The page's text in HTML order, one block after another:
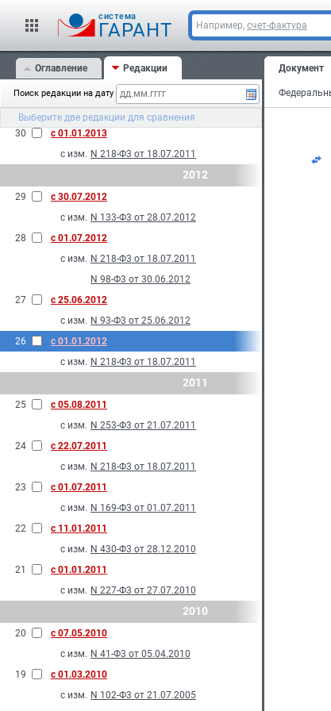
cистема
ГАРАНТ Например, счет-фактура
Оглавление Редакции
Поиск редакции на дату
Выберите две редакции для сравнения
N 296-Ф3 от 02.11.2013
32
с 24.07.2013
с изм. N 232-Ф3 от 23.07.2013
31
с 01.03.2013
с изм. N 259-Ф3 от 25.12.2012
N 286-Ф3 от 30.12.2012
30
с 01.01.2013
с изм. N 218-Ф3 от 18.07.2011
2012
29
с 30.07.2012
с изм. N 133-Ф3 от 28.07.2012
28
с 01.07.2012
с изм. N 218-Ф3 от 18.07.2011
N 98-Ф3 от 30.06.2012
27
с 25.06.2012
с изм. N 93-Ф3 от 25.06.2012
26
с 01.01.2012
с изм. N 218-Ф3 от 18.07.2011
2011
25
с 05.08.2011
с изм. N 253-Ф3 от 21.07.2011
24
с 22.07.2011
с изм. N 218-Ф3 от 18.07.2011
23
с 01.07.2011
с изм. N 169-Ф3 от 01.07.2011
22
с 11.01.2011
с изм. N 430-Ф3 от 28.12.2010
21
с 01.01.2011
с изм. N 227-Ф3 от 27.07.2010
2010
20
с 07.05.2010
с изм. N 41-Ф3 от 05.04.2010
19
с 01.03.2010
с изм. N 102-Ф3 от 21.07.2005
Документ